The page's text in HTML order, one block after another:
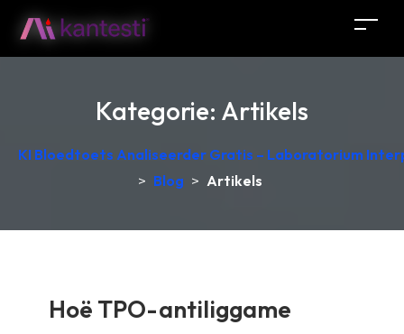
Kategorie: Artikels
KI Bloedtoets Analiseerder Gratis – Laboratorium
> Blog > Artikels
Hoë TPO-antiliggame